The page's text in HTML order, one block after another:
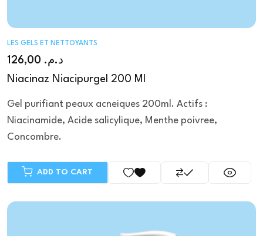
LES GELS ET NETTOYANTS
Niacinaz Niacipurgel 200 Ml
د.م.
Gel purifiant peaux acneiques 200ml. Actifs :
Niacinamide, Acide salicylique, Menthe poivree,
Concombre.
ADD TO CART